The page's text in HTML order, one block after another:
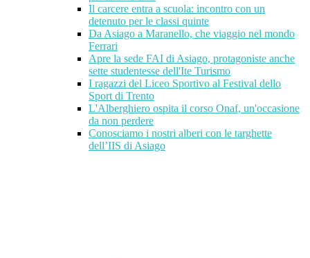
Il carcere entra a scuola: incontro con un
detenuto per le classi quinte
Da Asiago a Maranello, che viaggio nel mondo
Ferrari
Apre la sede FAI di Asiago, protagoniste anche
sette studentesse dell'Ite Turismo
I ragazzi del Liceo Sportivo al Festival dello
Sport di Trento
L'Alberghiero ospita il corso Onaf, un'occasione
da non perdere
Conosciamo i nostri alberi con le targhette
dell’IIS di Asiago